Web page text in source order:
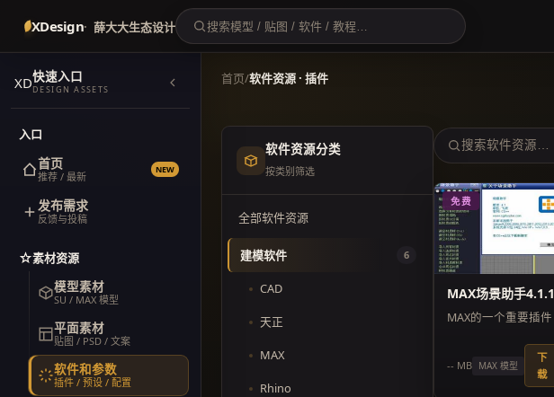
XDesign 薛大大生态设计
XD快速入口
DESIGN ASSETS
入口
首页
推荐 / 最新
NEW
发布需求
反馈与投稿
素材资源
模型素材
SU / MAX 模型
平面素材
贴图 / PSD / 文案
软件和参数
插件 / 预设 / 配置
首页/软件资源 · 插件
软件资源分类
按类别筛选
全部软件资源
建模软件 6
CAD
天正
MAX
Rhino
免费
MAX场景助手4.1.1
MAX的一个重要插件
-- MB MAX 模型
下
载